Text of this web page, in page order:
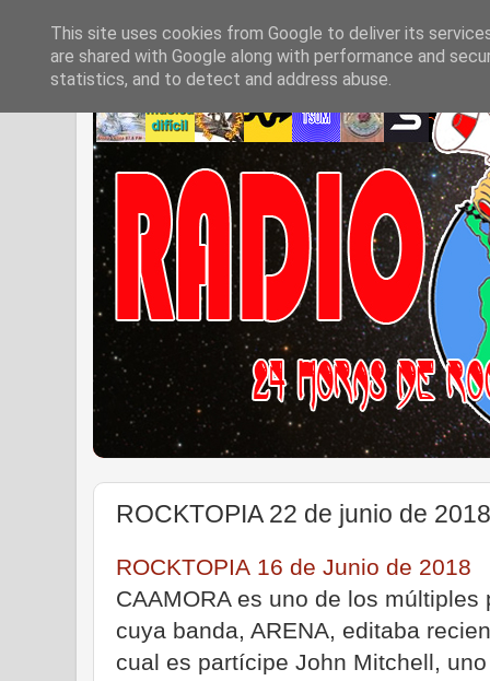
ROCKTOPIA 22 de junio de 2018
ROCKTOPIA 16 de Junio de 2018
CAAMORA es uno de los
cuya banda, ARENA, editaba
cual es partícipe John Mitchell,
This site uses cookies from Google to deliver its
are shared with Google along with performance and
statistics, and to detect and address abuse.